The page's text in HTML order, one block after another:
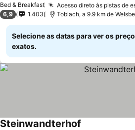
Bed & Breakfast Acesso direto às pistas de
6,9 1.403 Toblach, a 9.9 km de
Selecione as datas para ver os
exatos.
Steinwandterhof